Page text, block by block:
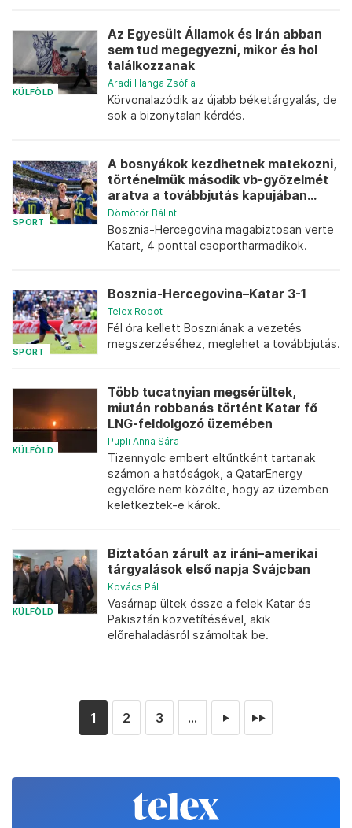
KÜLFÖLD
Az Egyesült Államok és Irán abban
sem tud megegyezni, mikor és hol
találkozzanak
Aradi Hanga Zsófia
Körvonalazódik az újabb béketárgyalás, de
sok a bizonytalan kérdés.
SPORT
A bosnyákok kezdhetnek matekozni,
történelmük második vb-győzelmét
aratva a továbbjutás kapujában...
Dömötör Bálint
Bosznia-Hercegovina magabiztosan verte
Katart, 4 ponttal csoportharmadikok.
SPORT
Bosznia-Hercegovina–Katar 3-1
Telex Robot
Fél óra kellett Boszniának a vezetés
megszerzéséhez, meglehet a továbbjutás.
KÜLFÖLD
Több tucatnyian megsérültek,
miután robbanás történt Katar fő
LNG-feldolgozó üzemében
Pupli Anna Sára
Tizennyolc embert eltűntként tartanak
számon a hatóságok, a QatarEnergy
egyelőre nem közölte, hogy az üzemben
keletkeztek-e károk.
KÜLFÖLD
Biztatóan zárult az iráni–amerikai
tárgyalások első napja Svájcban
Kovács Pál
Vasárnap ültek össze a felek Katar és
Pakisztán közvetítésével, akik
előrehaladásról számoltak be.
1 2 3 ... ► ►►